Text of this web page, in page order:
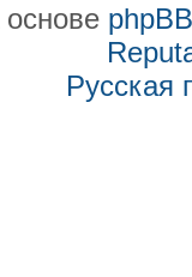
phpBB
Русская